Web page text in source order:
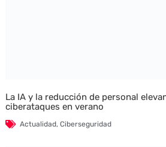
La IA y la reducción de personal
ciberataques en verano
Actualidad, Ciberseguridad